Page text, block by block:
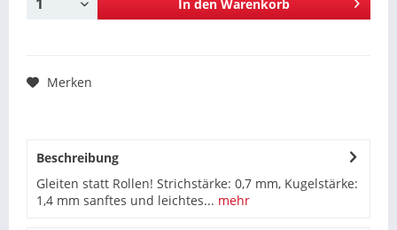
In den Warenkorb
Merken
Beschreibung
Gleiten statt Rollen! Strichstärke: 0,7 mm, Kugelstärke:
1,4 mm sanftes und leichtes... mehr